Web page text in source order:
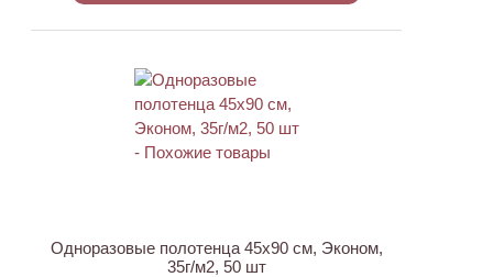
Одноразовые полотенца 45х90 см, Эконом,
35г/м2, 50 шт